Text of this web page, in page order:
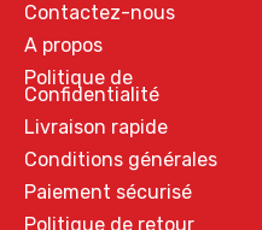
Contactez-nous
A propos
Politique de
Confidentialité
Livraison rapide
Conditions générales
Paiement sécurisé
Politique de retour